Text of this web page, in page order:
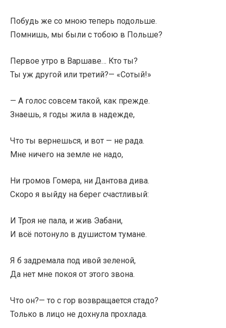
Побудь же со мною теперь подольше.
Помнишь, мы были с тобою в Польше?
Первое утро в Варшаве… Кто ты?
Ты уж другой или третий?— «Сотый!»
— А голос совсем такой, как прежде.
Знаешь, я годы жила в надежде,
Что ты вернешься, и вот — не рада.
Мне ничего на земле не надо,
Ни громов Гомера, ни Дантова дива.
Скоро я выйду на берег счастливый:
И Троя не пала, и жив Эабани,
И всё потонуло в душистом тумане.
Я б задремала под ивой зеленой,
Да нет мне покоя от этого звона.
Что он?— то с гор возвращается стадо?
Только в лицо не дохнула прохлада.